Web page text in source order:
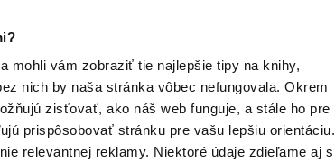
mohli vám zobraziť tie najlepšie tipy na knihy,
nich by naša stránka vôbec nefungovala. Okrem
zisťovať, ako náš web funguje, a stále ho pre
prispôsobovať stránku pre vašu lepšiu orientáciu.
relevantnej reklamy. Niektoré údaje zdieľame aj s